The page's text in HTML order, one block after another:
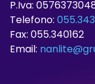
P.Iva:
Telefono:
Fax: 055.340162
Email: